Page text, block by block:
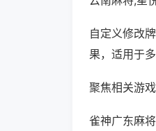
自定义修改
果，适用于
聚焦相关游
雀神广东麻